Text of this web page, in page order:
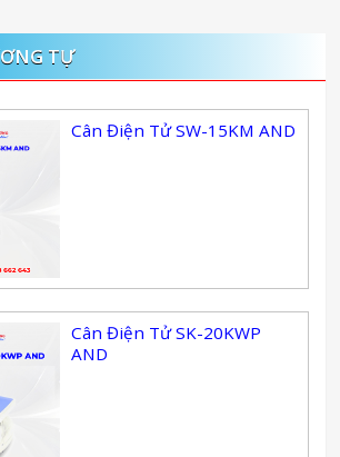
TỰ
Cân Điện Tử SW-15KM AND
Cân Điện Tử SK-20KWP
AND